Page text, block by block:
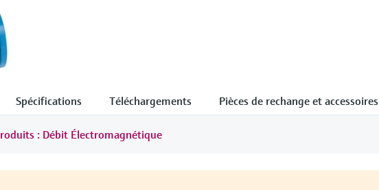
Spécifications Téléchargements Pièces de rechange et accessoires
: Débit Électromagnétique